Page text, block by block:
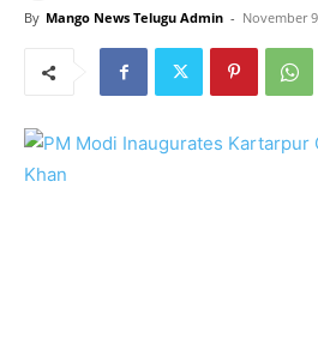
By Mango News Telugu Admin - November